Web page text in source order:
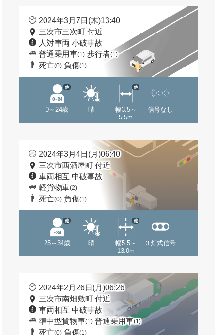
2024年3月7日(木)13:40
三次市三次町 付近
人対車両 小破事故
普通乗用車(1) 歩行者(1)
死亡(0) 負傷(1)
0～24歳
他
晴
幅3.5～
5.5m
他
信号なし
2024年3月4日(月)06:40
三次市西酒屋町 付近
車両相互 中破事故
軽貨物車(2)
死亡(0) 負傷(1)
25～34歳
他
晴
幅5.5～
13.0m
他
３灯式信号
2024年2月26日(月)06:26
三次市南畑敷町 付近
車両相互 中破事故
準中型貨物車(1) 普通乗用車(1)
死亡(0) 負傷(1)